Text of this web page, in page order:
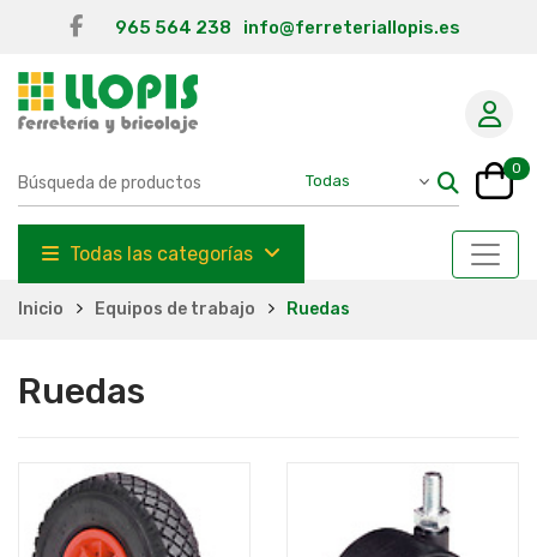
965 564 238 info@ferreteriallopis.es
0
Todas las categorías
Inicio Equipos de trabajo Ruedas
Ruedas